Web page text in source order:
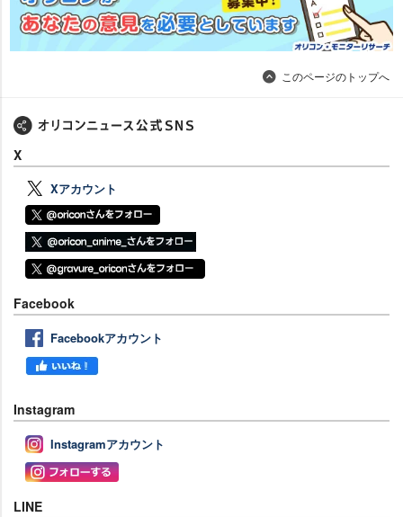
このページのトップへ
X
Xアカウント
Facebook
Facebookアカウント
Instagram
Instagramアカウント
LINE